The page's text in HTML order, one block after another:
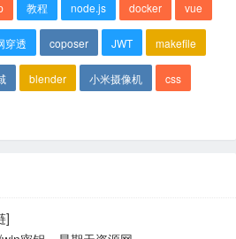
教程 node.js docker vue
穿透 coposer JWT makefile
blender 小米摄像机 css
]